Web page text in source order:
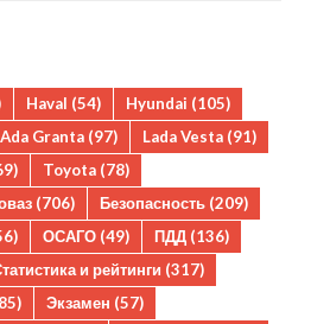
Haval (54) Hyundai (105)
Granta (97) Lada Vesta (91)
Toyota (78)
(706) Безопасность (209)
ОСАГО (49) ПДД (136)
и рейтинги (317)
Экзамен (57)